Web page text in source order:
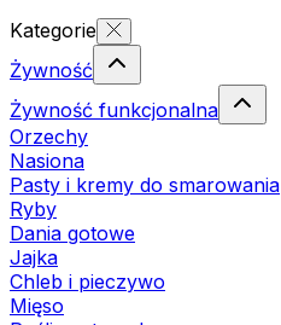
Kategorie
Żywność
Żywność funkcjonalna
Orzechy
Nasiona
Pasty i kremy do smarowania
Ryby
Dania gotowe
Jajka
Chleb i pieczywo
Mięso